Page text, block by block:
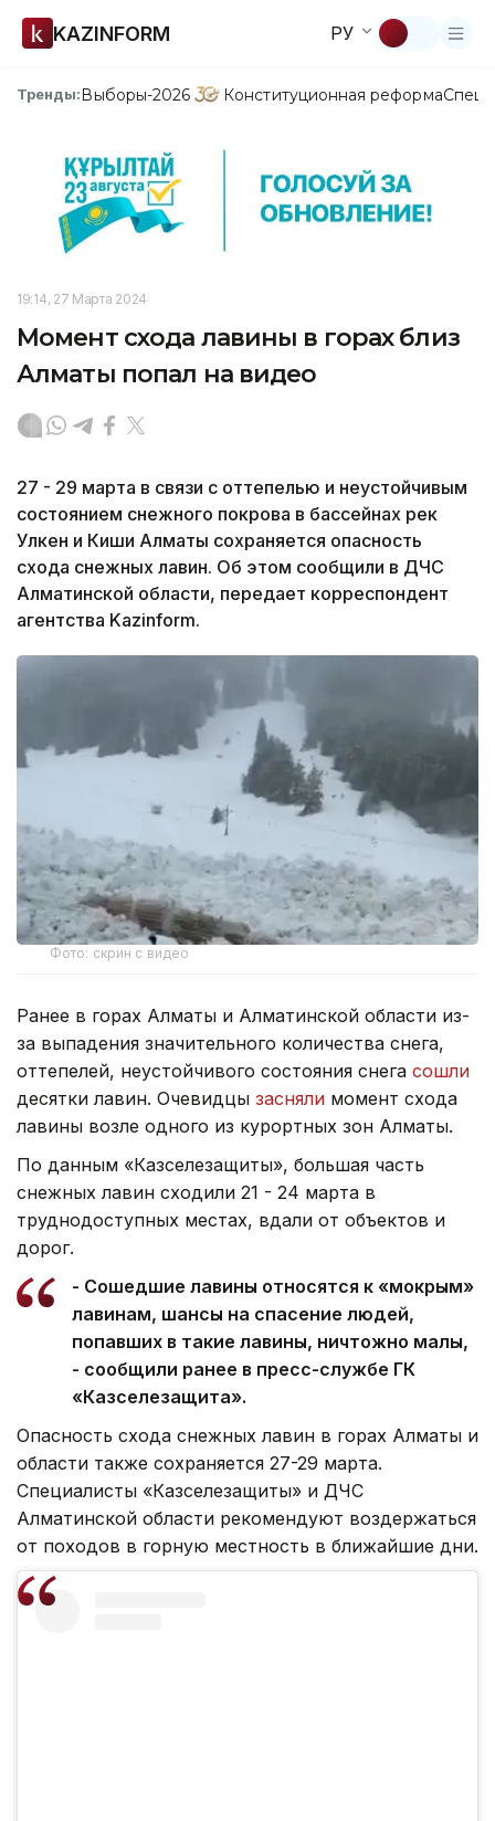
KAZINFORM РУ
Тренды:Выборы-2026 Конституционная реформа
19:14, 27 Марта 2024
Момент схода лавины в горах близ
Алматы попал на видео
27 - 29 марта в связи с оттепелью и неустойчивым
состоянием снежного покрова в бассейнах рек
Улкен и Киши Алматы сохраняется опасность
схода снежных лавин. Об этом сообщили в ДЧС
Алматинской области, передает корреспондент
агентства Kazinform.
Фото: скрин с видео
Ранее в горах Алматы и Алматинской области из-
за выпадения значительного количества снега,
оттепелей, неустойчивого состояния снега сошли
десятки лавин. Очевидцы засняли момент схода
лавины возле одного из курортных зон Алматы.
По данным «Казселезащиты», большая часть
снежных лавин сходили 21 - 24 марта в
труднодоступных местах, вдали от объектов и
дорог.
- Сошедшие лавины относятся к «мокрым»
лавинам, шансы на спасение людей,
попавших в такие лавины, ничтожно малы,
- сообщили ранее в пресс-службе ГК
«Казселезащита».
Опасность схода снежных лавин в горах Алматы и
области также сохраняется 27-29 марта.
Специалисты «Казселезащиты» и ДЧС
Алматинской области рекомендуют воздержаться
от походов в горную местность в ближайшие дни.